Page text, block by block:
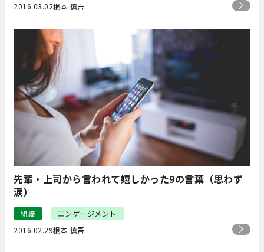
2016.03.02根本 慎吾
先輩・上司から言われて嬉しかった9の言葉（思わず
涙）
組織
エンゲージメント
2016.02.29根本 慎吾